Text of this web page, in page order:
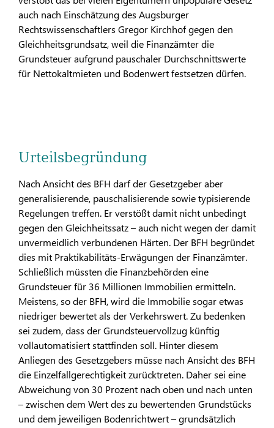
auch nach Einschätzung des Augsburger
Rechtswissenschaftlers Gregor Kirchhof gegen den
Gleichheitsgrundsatz, weil die Finanzämter die
Grundsteuer aufgrund pauschaler Durchschnittswerte
für Nettokaltmieten und Bodenwert festsetzen dürfen.
Urteilsbegründung
Nach Ansicht des BFH darf der Gesetzgeber aber
generalisierende, pauschalisierende sowie typisierende
Regelungen treffen. Er verstößt damit nicht unbedingt
gegen den Gleichheitssatz – auch nicht wegen der damit
unvermeidlich verbundenen Härten. Der BFH begründet
dies mit Praktikabilitäts-Erwägungen der Finanzämter.
Schließlich müssten die Finanzbehörden eine
Grundsteuer für 36 Millionen Immobilien ermitteln.
Meistens, so der BFH, wird die Immobilie sogar etwas
niedriger bewertet als der Verkehrswert. Zu bedenken
sei zudem, dass der Grundsteuervollzug künftig
vollautomatisiert stattfinden soll. Hinter diesem
Anliegen des Gesetzgebers müsse nach Ansicht des BFH
die Einzelfallgerechtigkeit zurücktreten. Daher sei eine
Abweichung von 30 Prozent nach oben und nach unten
– zwischen dem Wert des zu bewertenden Grundstücks
und dem jeweiligen Bodenrichtwert – grundsätzlich